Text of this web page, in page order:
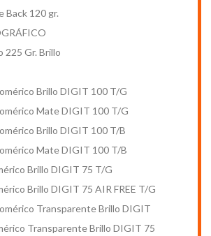
Back 120 gr.
225 Gr. Brillo
Brillo DIGIT 100 T/G
Mate DIGIT 100 T/G
Brillo DIGIT 100 T/B
Mate DIGIT 100 T/B
Brillo DIGIT 75 T/G
Brillo DIGIT 75 AIR FREE T/G
Transparente Brillo DIGIT
Transparente Brillo DIGIT 75